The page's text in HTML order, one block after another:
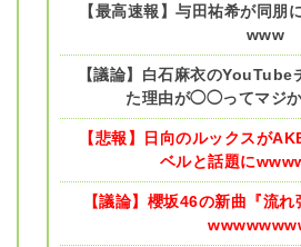
【最高速報】与田祐希が同
www
【議論】白石麻衣のYouTube
た理由が◯◯ってマジ
【悲報】日向のルックスが
ベルと話題に
【議論】櫻坂46の新曲『流